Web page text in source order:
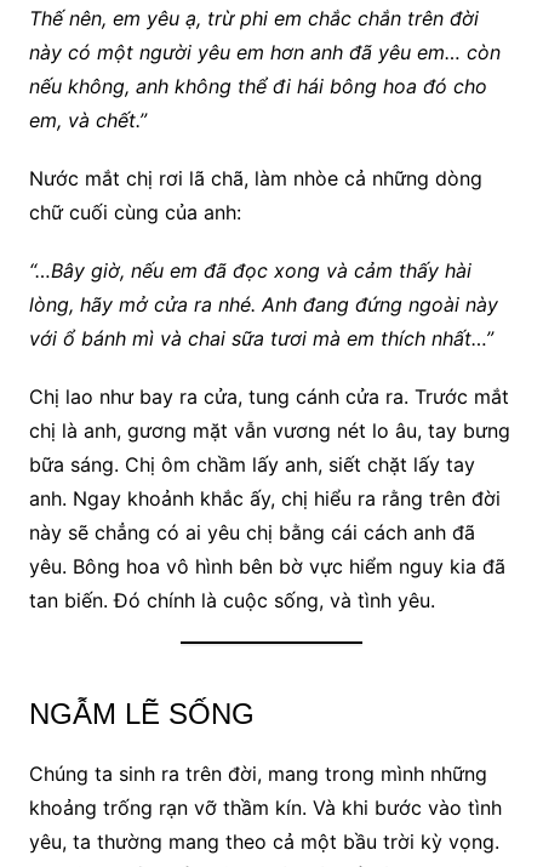
Thế nên, em yêu ạ, trừ phi em chắc chắn trên đời
này có một người yêu em hơn anh đã yêu em… còn
nếu không, anh không thể đi hái bông hoa đó cho
em, và chết.”
Nước mắt chị rơi lã chã, làm nhòe cả những dòng
chữ cuối cùng của anh:
“…Bây giờ, nếu em đã đọc xong và cảm thấy hài
lòng, hãy mở cửa ra nhé. Anh đang đứng ngoài này
với ổ bánh mì và chai sữa tươi mà em thích nhất…”
Chị lao như bay ra cửa, tung cánh cửa ra. Trước mắt
chị là anh, gương mặt vẫn vương nét lo âu, tay bưng
bữa sáng. Chị ôm chầm lấy anh, siết chặt lấy tay
anh. Ngay khoảnh khắc ấy, chị hiểu ra rằng trên đời
này sẽ chẳng có ai yêu chị bằng cái cách anh đã
yêu. Bông hoa vô hình bên bờ vực hiểm nguy kia đã
tan biến. Đó chính là cuộc sống, và tình yêu.
NGẪM LẼ SỐNG
Chúng ta sinh ra trên đời, mang trong mình những
khoảng trống rạn vỡ thầm kín. Và khi bước vào tình
yêu, ta thường mang theo cả một bầu trời kỳ vọng.